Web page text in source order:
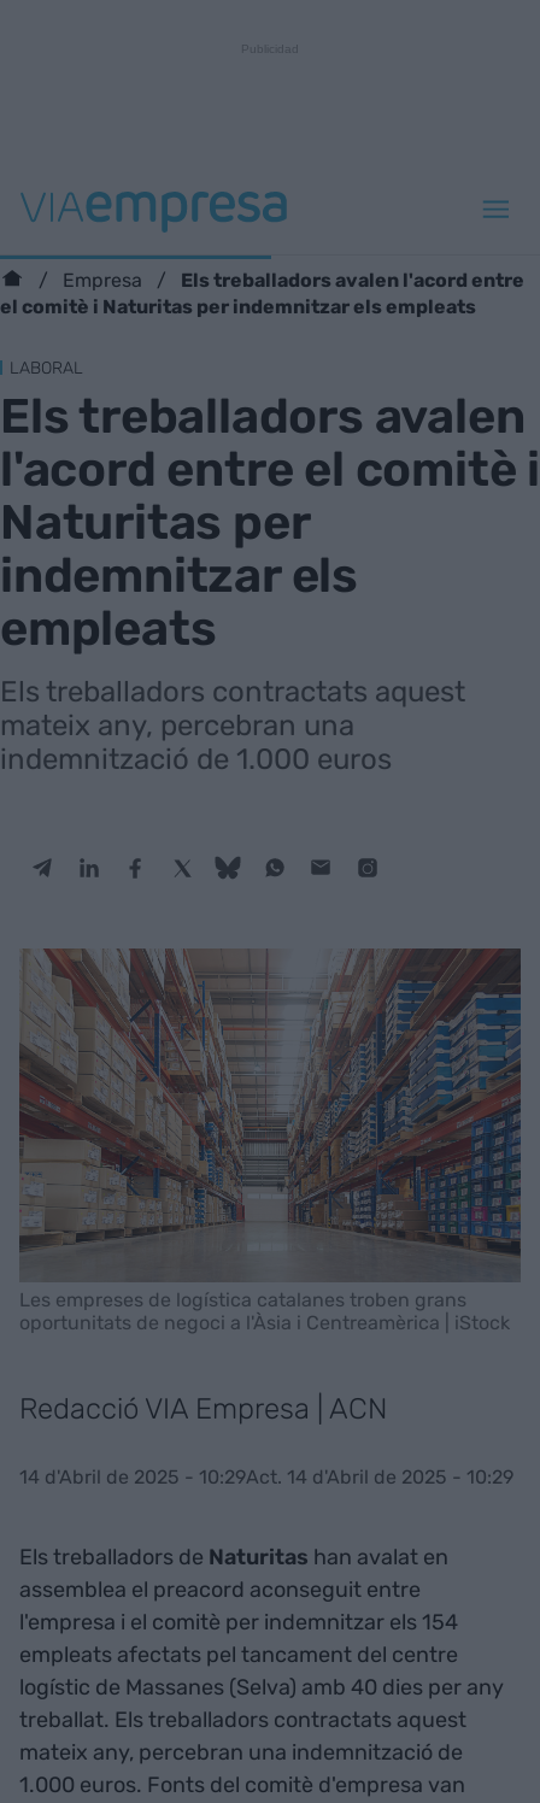
Empresa
Els treballadors avalen l'acord entre
el comitè i Naturitas per indemnitzar els empleats
LABORAL
Els treballadors avalen
l'acord entre el comitè i
Naturitas per
indemnitzar els
empleats
Els treballadors contractats aquest
mateix any, percebran una
indemnització de 1.000 euros
Les empreses de logística catalanes troben grans
oportunitats de negoci a l'Àsia i Centreamèrica | iStock
Redacció VIA Empresa | ACN
14 d'Abril de 2025 - 10:29Act. 14 d'Abril de 2025 - 10:29
Els treballadors de Naturitas han avalat en
assemblea el preacord aconseguit entre
l'empresa i el comitè per indemnitzar els 154
empleats afectats pel tancament del centre
logístic de Massanes (Selva) amb 40 dies per any
treballat. Els treballadors contractats aquest
mateix any, percebran una indemnització de
1.000 euros. Fonts del comitè d'empresa van